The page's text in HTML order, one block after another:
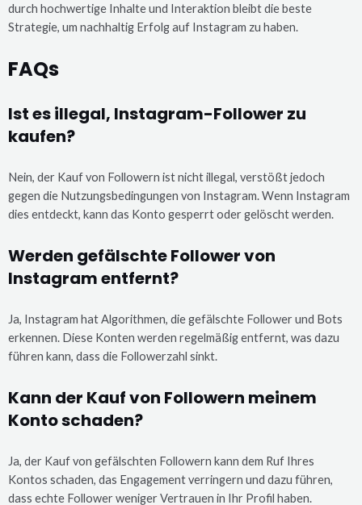
durch hochwertige Inhalte und Interaktion bleibt die beste
Strategie, um nachhaltig Erfolg auf Instagram zu haben.
FAQs
Ist es illegal, Instagram-Follower zu
kaufen?
Nein, der Kauf von Followern ist nicht illegal, verstößt jedoch
gegen die Nutzungsbedingungen von Instagram. Wenn Instagram
dies entdeckt, kann das Konto gesperrt oder gelöscht werden.
Werden gefälschte Follower von
Instagram entfernt?
Ja, Instagram hat Algorithmen, die gefälschte Follower und Bots
erkennen. Diese Konten werden regelmäßig entfernt, was dazu
führen kann, dass die Followerzahl sinkt.
Kann der Kauf von Followern meinem
Konto schaden?
Ja, der Kauf von gefälschten Followern kann dem Ruf Ihres
Kontos schaden, das Engagement verringern und dazu führen,
dass echte Follower weniger Vertrauen in Ihr Profil haben.